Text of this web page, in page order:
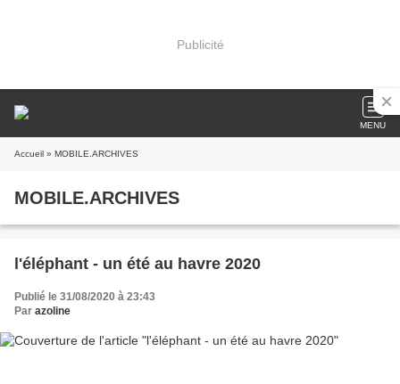
Publicité
MENU
Accueil » MOBILE.ARCHIVES
MOBILE.ARCHIVES
l'éléphant - un été au havre 2020
Publié le 31/08/2020 à 23:43
Par azoline